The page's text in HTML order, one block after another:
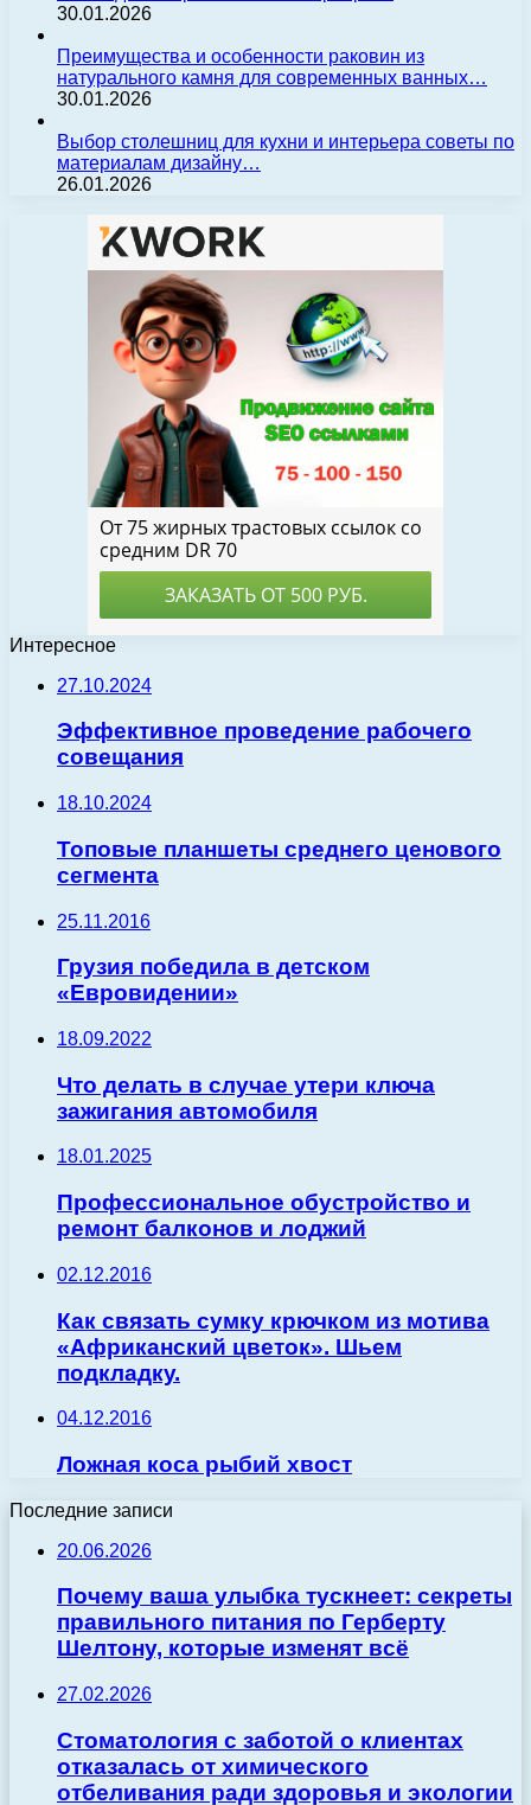
30.01.2026
Преимущества и особенности раковин из
натурального камня для современных ванных…
30.01.2026
Выбор столешниц для кухни и интерьера советы по
материалам дизайну…
26.01.2026
Интересное
27.10.2024
Эффективное проведение рабочего
совещания
18.10.2024
Топовые планшеты среднего ценового
сегмента
25.11.2016
Грузия победила в детском
«Евровидении»
18.09.2022
Что делать в случае утери ключа
зажигания автомобиля
18.01.2025
Профессиональное обустройство и
ремонт балконов и лоджий
02.12.2016
Как связать сумку крючком из мотива
«Африканский цветок». Шьем
подкладку.
04.12.2016
Ложная коса рыбий хвост
Последние записи
20.06.2026
Почему ваша улыбка тускнеет: секреты
правильного питания по Герберту
Шелтону, которые изменят всё
27.02.2026
Стоматология с заботой о клиентах
отказалась от химического
отбеливания ради здоровья и экологии